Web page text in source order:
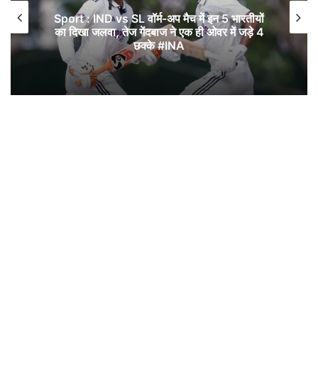
Sport : IND vs SL वॉर्म-अप मैच में इन 5 भारतीयों
का दिखा जलवा, तेज गेंदबाज ने एक ही ओवर में जड़े 4
छक्के #INA